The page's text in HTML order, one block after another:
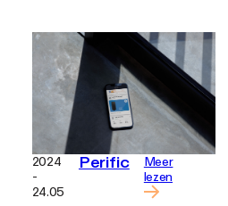
2024
-
24.05
Perific Meer
lezen